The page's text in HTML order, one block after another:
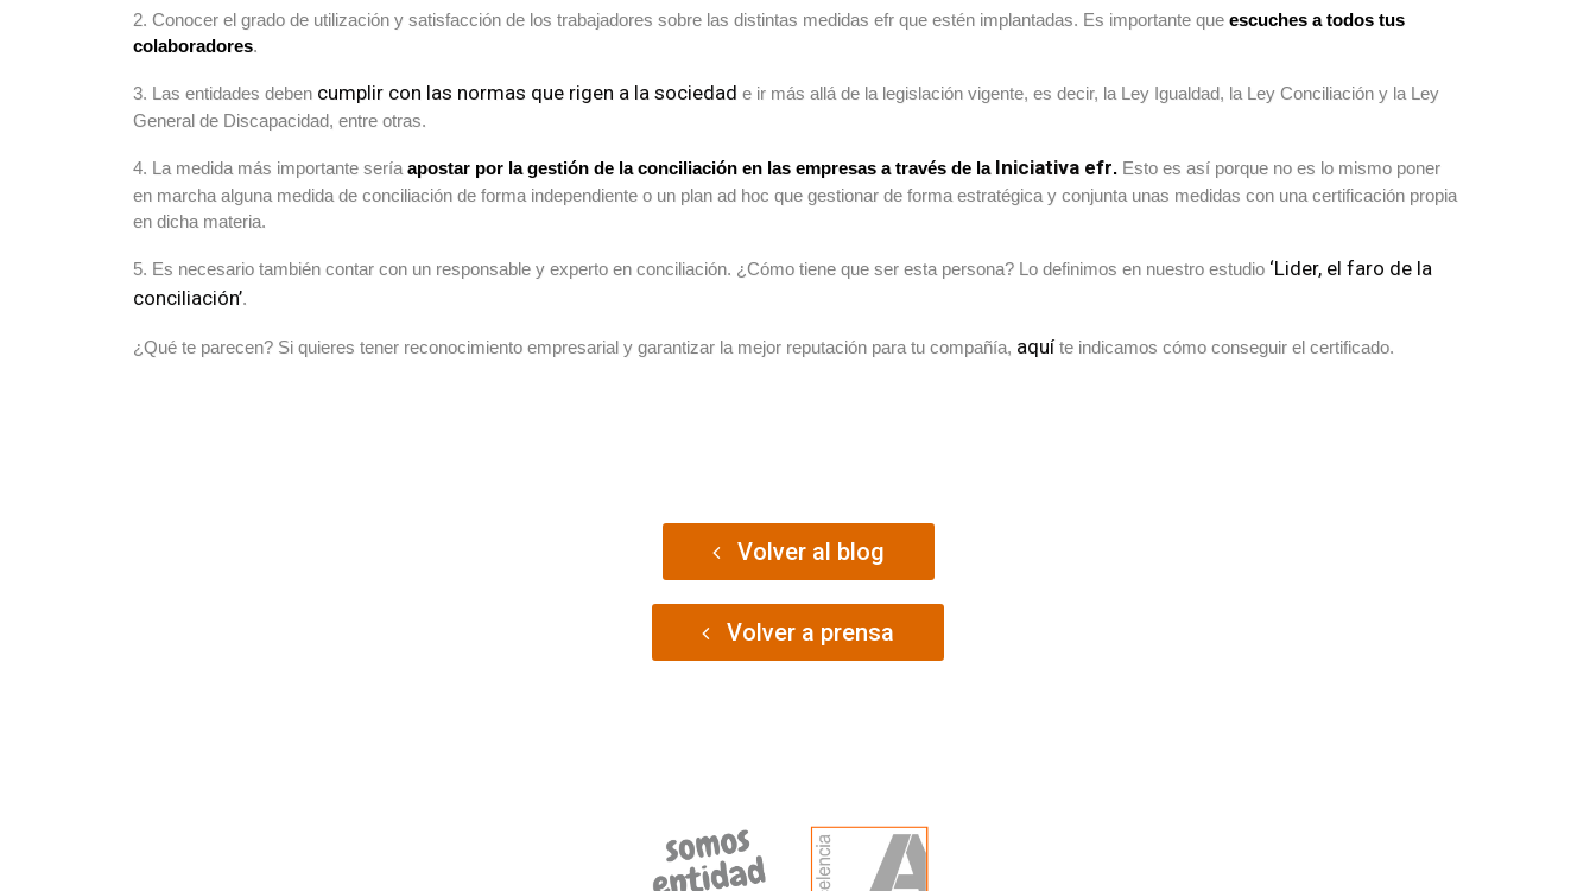
2. Conocer el grado de utilización y satisfacción de los trabajadores sobre las distintas medidas efr que estén implantadas. Es importante que escuches a todos tus
colaboradores.
3. Las entidades deben cumplir con las normas que rigen a la sociedad e ir más allá de la legislación vigente, es decir, la Ley Igualdad, la Ley Conciliación y la Ley
General de Discapacidad, entre otras.
4. La medida más importante sería apostar por la gestión de la conciliación en las empresas a través de la Iniciativa efr. Esto es así porque no es lo mismo poner
en marcha alguna medida de conciliación de forma independiente o un plan ad hoc que gestionar de forma estratégica y conjunta unas medidas con una certificación propia
en dicha materia.
5. Es necesario también contar con un responsable y experto en conciliación. ¿Cómo tiene que ser esta persona? Lo definimos en nuestro estudio ‘Lider, el faro de la
conciliación’.
¿Qué te parecen? Si quieres tener reconocimiento empresarial y garantizar la mejor reputación para tu compañía, aquí te indicamos cómo conseguir el certificado.
Volver al blog
Volver a prensa